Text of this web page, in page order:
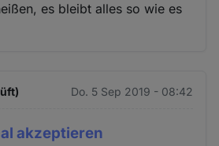
es bleibt alles so wie es
Do. 5 Sep 2019 - 08:42
akzeptieren